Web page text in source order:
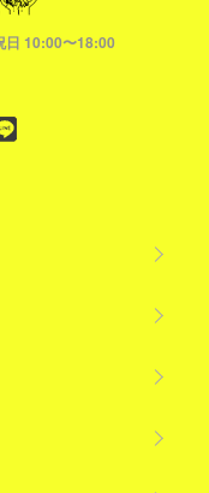
日 10:00〜18:00